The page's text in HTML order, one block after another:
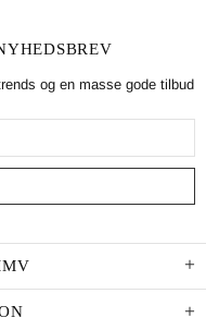
og en masse gode tilbud